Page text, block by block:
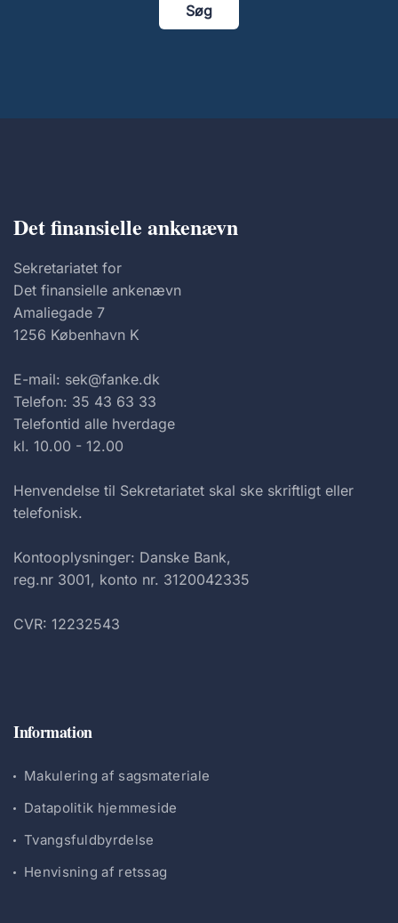
Søg
Det finansielle ankenævn
Sekretariatet for
Det finansielle ankenævn
Amaliegade 7
1256 København K
E-mail: sek@fanke.dk
Telefon: 35 43 63 33
Telefontid alle hverdage
kl. 10.00 - 12.00
Henvendelse til Sekretariatet skal ske skriftligt eller
telefonisk.
Kontooplysninger: Danske Bank,
reg.nr 3001, konto nr. 3120042335
CVR: 12232543
Information
Makulering af sagsmateriale
Datapolitik hjemmeside
Tvangsfuldbyrdelse
Henvisning af retssag